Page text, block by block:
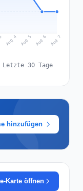
Aug 4 Aug 5 Aug 6 Aug 7
Letzte 30 Tage
hinzufügen
Karte öffnen